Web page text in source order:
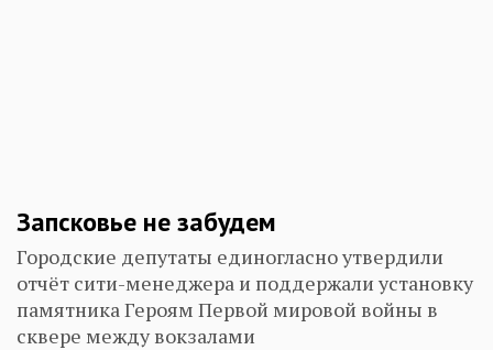
Запсковье не забудем
Городские депутаты единогласно утвердили
отчёт сити-менеджера и поддержали установку
памятника Героям Первой мировой войны в
сквере между вокзалами